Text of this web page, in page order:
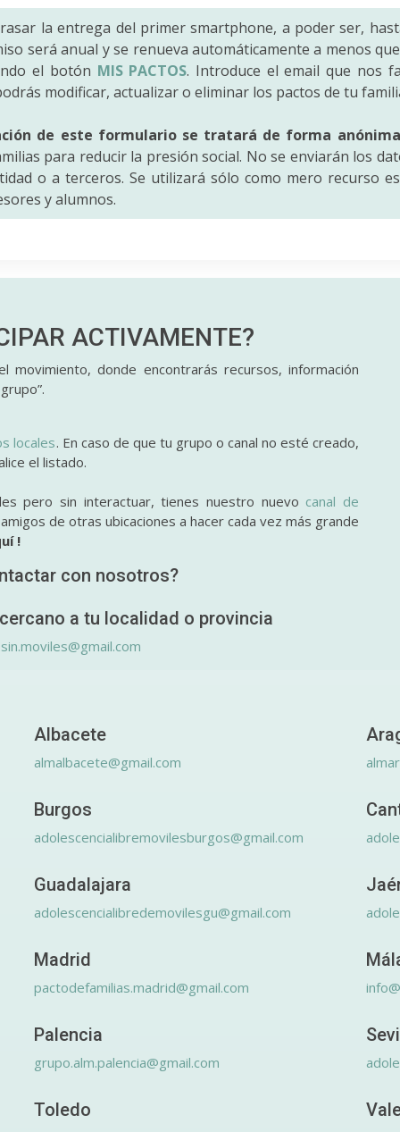
la entrega del primer smartphone, a poder ser,
será anual y se renueva automáticamente a menos
el botón MIS PACTOS. Introduce el email que nos
modificar, actualizar o eliminar los pactos de tu
de este formulario se tratará de forma anónima
para reducir la presión social. No se enviarán los
o a terceros. Se utilizará sólo como mero recurso
y alumnos.
ACTIVAMENTE?
donde encontrarás recursos, información
locales. En caso de que tu grupo o canal no esté creado,
el listado.
pero sin interactuar, tienes nuestro nuevo canal de
de otras ubicaciones a hacer cada vez más grande
!
con nosotros?
a tu localidad o provincia
Albacete
almalbacete@gmail.com
Burgos
adolescencialibremovilesburgos@gmail.com
Guadalajara
adolescencialibredemovilesgu@gmail.com
Madrid
pactodefamilias.madrid@gmail.com
Palencia
grupo.alm.palencia@gmail.com
Toledo